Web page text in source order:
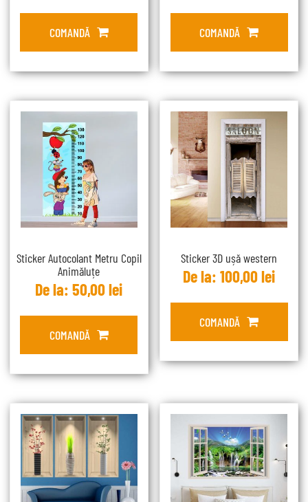
COMANDĂ COMANDĂ
Sticker Autocolant Metru Copil
Animăluțe
De la:50,00lei
COMANDĂ
Sticker 3D ușă western
De la:100,00lei
COMANDĂ